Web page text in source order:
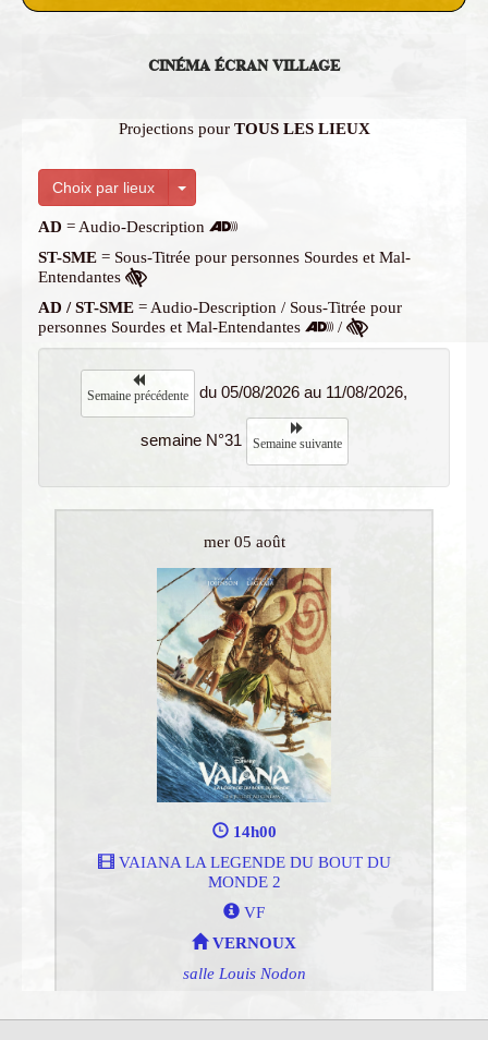
CINÉMA ÉCRAN VILLAGE